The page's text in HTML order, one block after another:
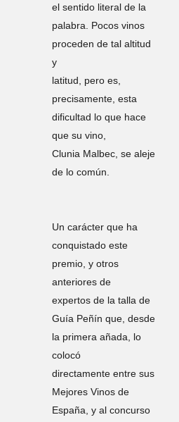
el sentido literal de la
palabra. Pocos vinos
proceden de tal altitud
y
latitud, pero es,
precisamente, esta
dificultad lo que hace
que su vino,
Clunia Malbec, se aleje
de lo común.
Un carácter que ha
conquistado este
premio, y otros
anteriores de
expertos de la talla de
Guía Peñín que, desde
la primera añada, lo
colocó
directamente entre sus
Mejores Vinos de
España, y al concurso